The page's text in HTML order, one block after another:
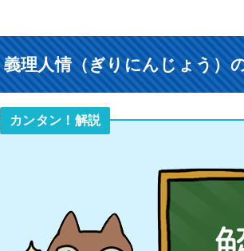
義理人情（ぎりにんじょう）
カンタン！解説